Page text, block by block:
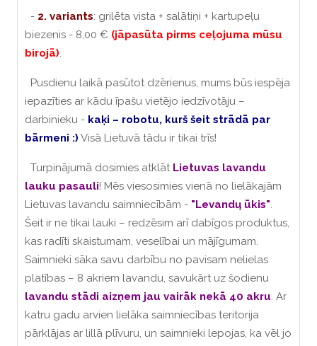
- 2. variants: grilēta vista + salātiņi + kartupeļu
biezenis - 8,00 € (jāpasūta pirms ceļojuma mūsu
birojā).
Pusdienu laikā pasūtot dzērienus, mums būs iespēja
iepazīties ar kādu īpašu vietējo iedzīvotāju –
darbinieku - kaķi – robotu, kurš šeit strādā par
bārmeni :) Visā Lietuvā tādu ir tikai trīs!
Turpinājumā dosimies atklāt Lietuvas lavandu
lauku pasauli! Mēs viesosimies vienā no lielākajām
Lietuvas lavandu saimniecībām - "Levandų ūkis".
Šeit ir ne tikai lauki – redzēsim arī dabīgos produktus,
kas radīti skaistumam, veselībai un mājīgumam.
Saimnieki sāka savu darbību no pavisam nelielas
platības – 8 akriem lavandu, savukārt uz šodienu
lavandu stādi aizņem jau vairāk nekā 40 akru. Ar
katru gadu arvien lielāka saimniecības teritorija
pārklājas ar lillā plīvuru, un saimnieki lepojas, ka vēl jo